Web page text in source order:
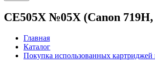
CE505X №05X (Canon
Главная
Каталог
Покупка использованных